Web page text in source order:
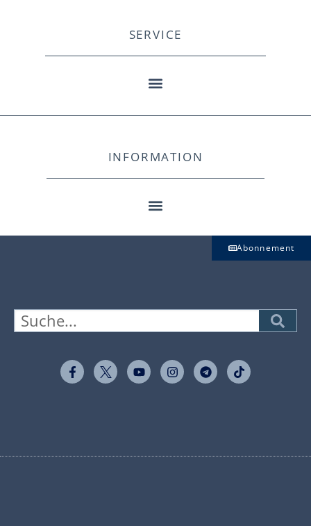
SERVICE
INFORMATION
Abonnement